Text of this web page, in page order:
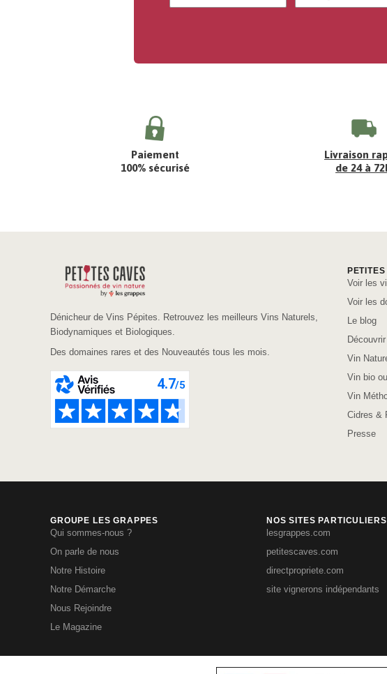
Paiement
100% sécurisé
Livraison
de 24 à
Dénicheur de Vins Pépites. Retrouvez les meilleurs Vins Naturels,
Biodynamiques et Biologiques.
Des domaines rares et des Nouveautés tous les mois.
Voir les
Voir les
Le blog
Vin
Vin bio
Vin
Cidres &
Presse
GROUPE LES GRAPPES
Qui sommes-nous ?
On parle de nous
Notre Histoire
Notre Démarche
Nous Rejoindre
Le Magazine
NOS SITES PARTICULIERS
lesgrappes.com
petitescaves.com
directpropriete.com
site vignerons indépendants